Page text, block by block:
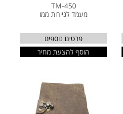
TM-450
מעמד לניירות ממו
פרטים נוספים
הוסף להצעת מחיר